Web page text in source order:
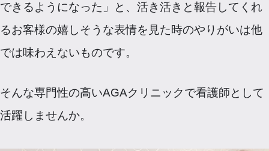
できるようになった」と、活き活きと報告してくれ
るお客様の嬉しそうな表情を見た時のやりがいは他
では味わえないものです。
そんな専門性の高いAGAクリニックで看護師として
活躍しませんか。